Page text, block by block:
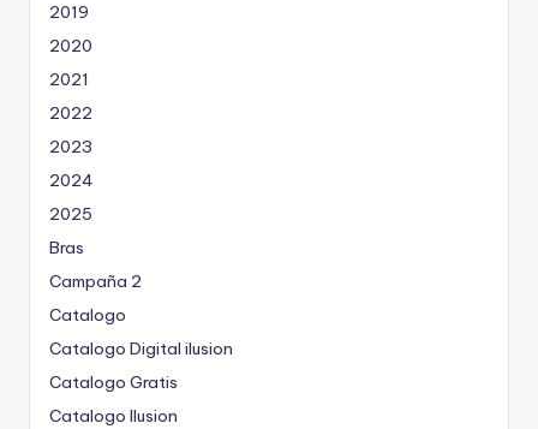
2019
2020
2021
2022
2023
2024
2025
Bras
Campaña 2
Catalogo
Catalogo Digital ilusion
Catalogo Gratis
Catalogo Ilusion